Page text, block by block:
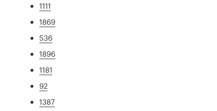
1111
1869
536
1896
1181
92
1387